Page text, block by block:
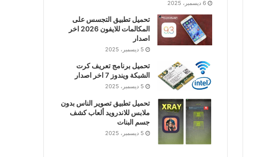
6 ديسمبر، 2025
تحميل تطبيق التجسس على
المكالمات للايفون 2026 اخر
اصدار
5 ديسمبر، 2025
تحميل برنامج تعريف كرت
الشبكة ويندوز 7 اخر اصدار
5 ديسمبر، 2025
تحميل تطبيق تصوير الناس بدون
ملابس للاندرويد ألعاب كشف
جسم البنات
5 ديسمبر، 2025